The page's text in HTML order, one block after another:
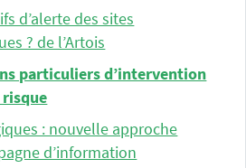
d’alerte des sites
? de l’Artois
particuliers d’intervention
: nouvelle approche
d’information